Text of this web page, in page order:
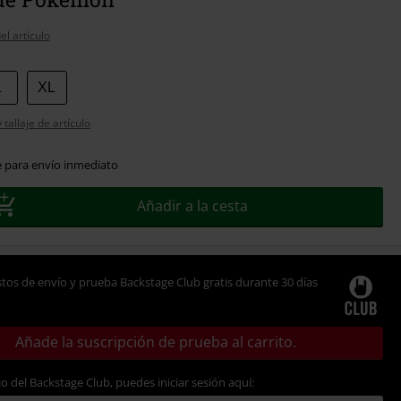
artículo
XL
tallaje de artículo
para envío inmediato
Añadir a la cesta
de envío y prueba Backstage Club gratis durante 30 días
Añade la suscripción de prueba al carrito.
del Backstage Club, puedes iniciar sesión aquí: